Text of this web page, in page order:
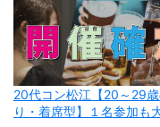
20代コン松江【20～29
り・着席型】１名参加も